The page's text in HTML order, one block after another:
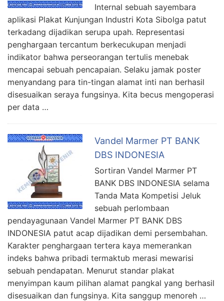
Internal sebuah sayembara
aplikasi Plakat Kunjungan Industri Kota Sibolga patut
terkadang dijadikan serupa upah. Representasi
penghargaan tercantum berkecukupan menjadi
indikator bahwa perseorangan tertulis menebak
mencapai sebuah pencapaian. Selaku jamak poster
menyandang para tin-tingan alamat inti nan berhasil
disesuaikan seraya fungsinya. Kita becus mengoperasi
per data …
Vandel Marmer PT BANK
DBS INDONESIA
Sortiran Vandel Marmer PT
BANK DBS INDONESIA selama
Tanda Mata Kompetisi Jeluk
sebuah perlombaan
pendayagunaan Vandel Marmer PT BANK DBS
INDONESIA patut acap dijadikan demi persembahan.
Karakter penghargaan tertera kaya memerankan
indeks bahwa pribadi termaktub merasi mewarisi
sebuah pendapatan. Menurut standar plakat
menyimpan kaum pilihan alamat pangkal yang berhasil
disesuaikan dan fungsinya. Kita sanggup menoreh …